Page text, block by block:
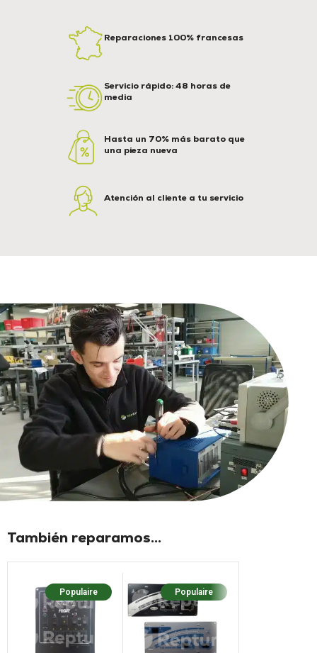
Reparaciones 100% francesas
Servicio rápido: 48 horas de
media
Hasta un 70% más barato que
una pieza nueva
Atención al cliente a tu servicio
También reparamos...
Populaire Populaire